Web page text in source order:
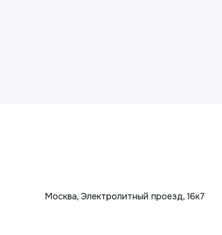
Москва, Электролитный проезд, 16к7